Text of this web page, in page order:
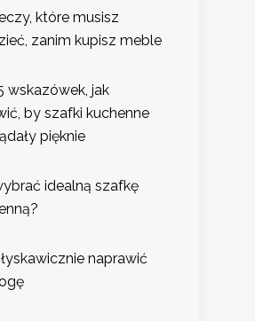
które musisz
zanim kupisz meble
wskazówek, jak
by szafki kuchenne
pięknie
idealną szafkę
naprawić